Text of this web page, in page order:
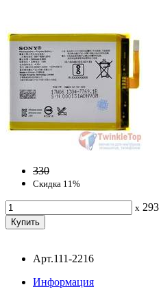
330
Скидка 11%
x 293
Арт.111-2216
Информация